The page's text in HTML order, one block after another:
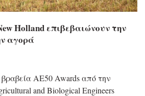
Holland επιβεβαιώνουν την
αγορά
βραβεία AE50 Awards από την
and Biological Engineers